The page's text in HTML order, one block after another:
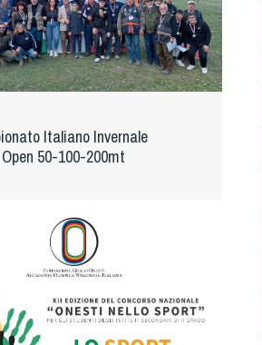
Italiano Invernale
50-100-200mt